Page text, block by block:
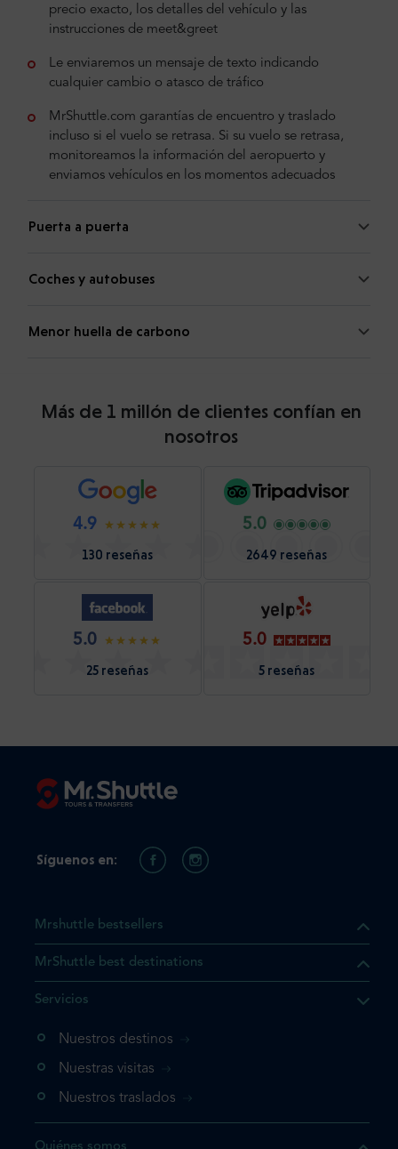
precio exacto, los detalles del vehículo y las
instrucciones de meet&greet
Le enviaremos un mensaje de texto indicando
cualquier cambio o atasco de tráfico
MrShuttle.com garantías de encuentro y traslado
incluso si el vuelo se retrasa. Si su vuelo se retrasa,
monitoreamos la información del aeropuerto y
enviamos vehículos en los momentos adecuados
Puerta a puerta
Coches y autobuses
Menor huella de carbono
Más de 1 millón de clientes confían en
nosotros
4.9
130 reseñas
5.0
2649 reseñas
5.0
25 reseñas
5.0
5 reseñas
el producto que busca ya
vaya directamente a su
su reserva.
una vez
Mrshuttle bestsellers
MrShuttle best destinations
Servicios
Nuestros destinos
Nuestras visitas
Nuestros traslados
Síguenos en: